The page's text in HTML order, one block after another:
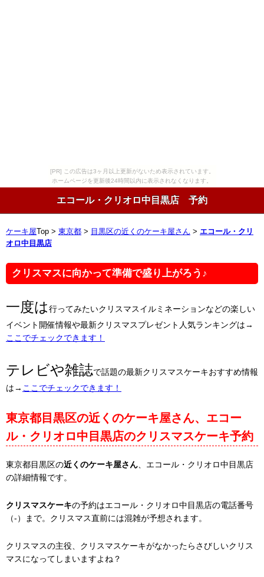
[PR] この広告は3ヶ月以上更新がないため表示されています。
ホームページを更新後24時間以内に表示されなくなります。
エコール・クリオロ中目黒店 予約
ケーキ屋 Top > 東京都 > 目黒区の近くのケーキ屋さん > エコール・クリ
オロ中目黒店
クリスマスに向かって準備で盛り上がろう♪
一度は行ってみたいクリスマスイルミネーションなどの楽しい
イベント開催情報や最新クリスマスプレゼント人気ランキングは→
ここでチェックできます！
テレビや雑誌で話題の最新クリスマスケーキおすすめ情報
は→ ここでチェックできます！
東京都目黒区の近くのケーキ屋さん、エコー
ル・クリオロ中目黒店のクリスマスケーキ予約
東京都目黒区の近くのケーキ屋さん 、エコール・クリオロ中目黒店
の詳細情報です。
クリスマスケーキの予約はエコール・クリオロ中目黒店の電話番号
（-）まで。クリスマス直前には混雑が予想されます。
クリスマスの主役、クリスマスケーキがなかったらさびしいクリス
マスになってしまいますよね？